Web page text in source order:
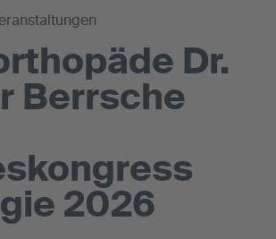
Dr.
Berrsche
2026